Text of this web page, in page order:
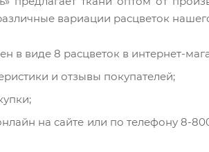
вариации расцветок
в виде 8 расцветок в интернет-
и отзывы покупателей;
на сайте или по телефону 8-